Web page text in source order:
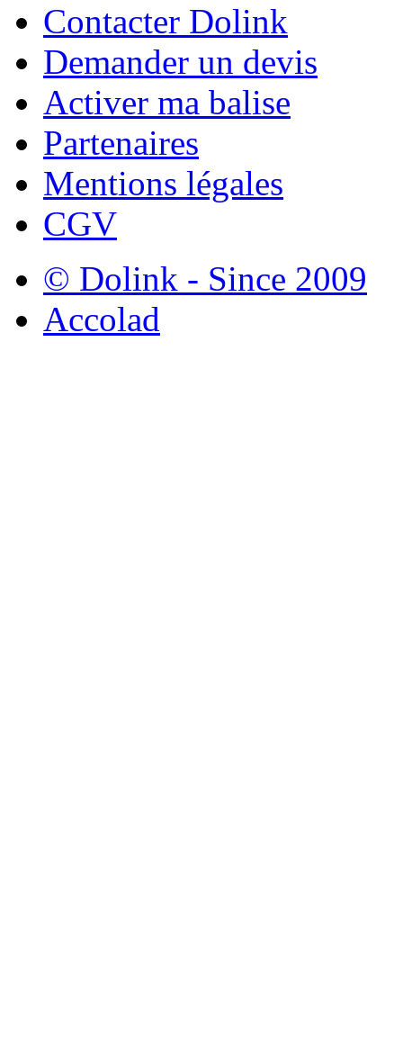
Contacter Dolink
Demander un devis
Activer ma balise
Partenaires
Mentions légales
CGV
© Dolink - Since 2009
Accolad